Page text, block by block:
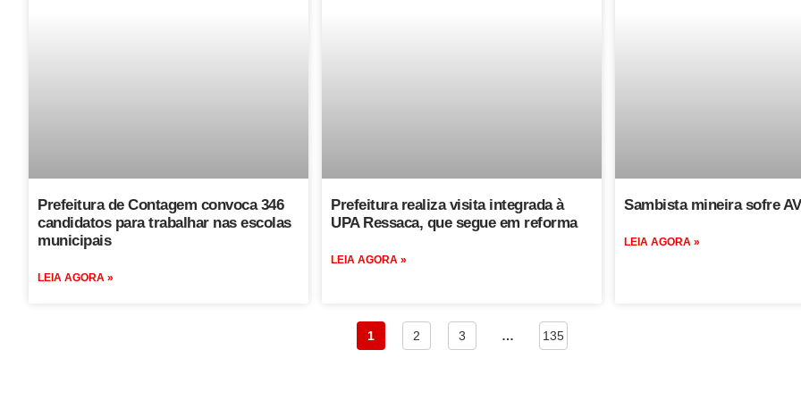
Prefeitura de Contagem convoca 346
candidatos para trabalhar nas escolas
municipais
LEIA AGORA »
Prefeitura realiza visita integrada à
UPA Ressaca, que segue em reforma
LEIA AGORA »
Sambista mineira sofre
LEIA AGORA »
1 2 3 … 135